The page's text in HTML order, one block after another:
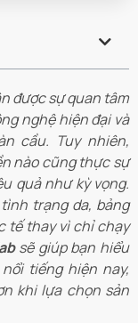
được sự quan tâm
nghệ hiện đại và
cầu. Tuy nhiên,
nào cũng thực sự
quả như kỳ vọng.
trạng da, bảng
tế thay vì chỉ chạy
sẽ giúp bạn hiểu
tiếng hiện nay,
khi lựa chọn sản